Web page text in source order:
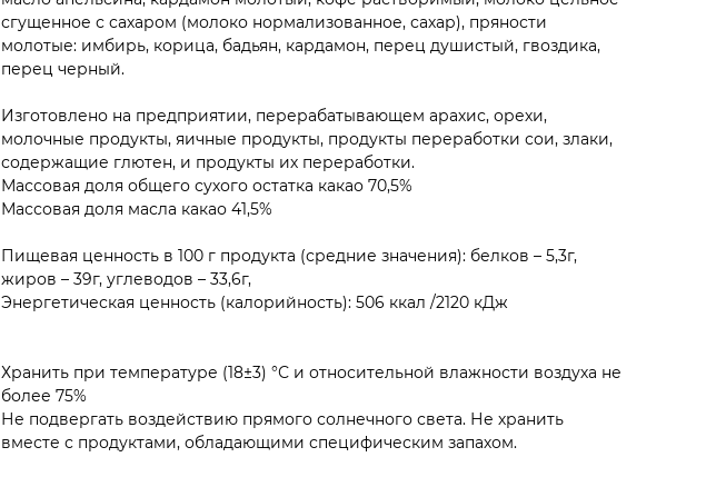
сгущенное с сахаром (молоко нормализованное, сахар), пряности
молотые: имбирь, корица, бадьян, кардамон, перец душистый, гвоздика,
перец черный.
Изготовлено на предприятии, перерабатывающем арахис, орехи,
молочные продукты, яичные продукты, продукты переработки сои, злаки,
содержащие глютен, и продукты их переработки.
Массовая доля общего сухого остатка какао 70,5%
Массовая доля масла какао 41,5%
Пищевая ценность в 100 г продукта (средние значения): белков – 5,3г,
жиров – 39г, углеводов – 33,6г,
Энергетическая ценность (калорийность): 506 ккал /2120 кДж
Хранить при температуре (18±3) °С и относительной влажности воздуха не
более 75%
Не подвергать воздействию прямого солнечного света. Не хранить
вместе с продуктами, обладающими специфическим запахом.